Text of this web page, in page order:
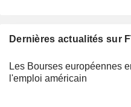
Dernières actualités sur
Les Bourses européennes
l'emploi américain